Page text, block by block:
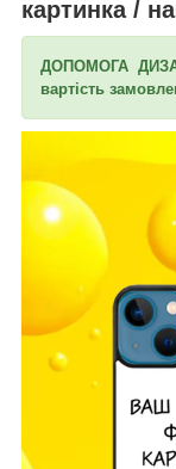
картинка /
ДОПОМОГА
вартість